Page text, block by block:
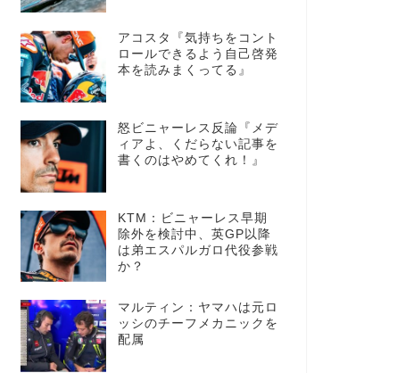
アコスタ『気持ちをコント
ロールできるよう自己啓発
本を読みまくってる』
怒ビニャーレス反論『メデ
ィアよ、くだらない記事を
書くのはやめてくれ！』
KTM：ビニャーレス早期
除外を検討中、英GP以降
は弟エスパルガロ代役参戦
か？
マルティン：ヤマハは元ロ
ッシのチーフメカニックを
配属